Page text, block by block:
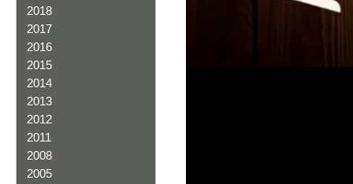
2018
2017
2016
2015
2014
2013
2012
2011
2008
2005